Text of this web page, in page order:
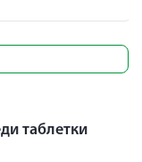
таблетки